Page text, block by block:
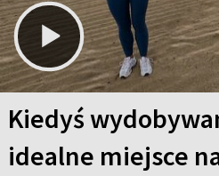
Kiedyś
idealne miejsce